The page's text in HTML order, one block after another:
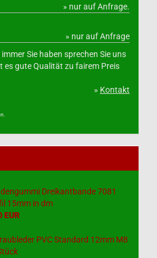
» nur auf Anfrage.
» nur auf Anfrage
Sie haben sprechen Sie uns
es gute Qualität zu fairem Preis
» Kontakt
Dreikantbande 7081
15mm in dm
EUR
PVC Standard 12mm M8